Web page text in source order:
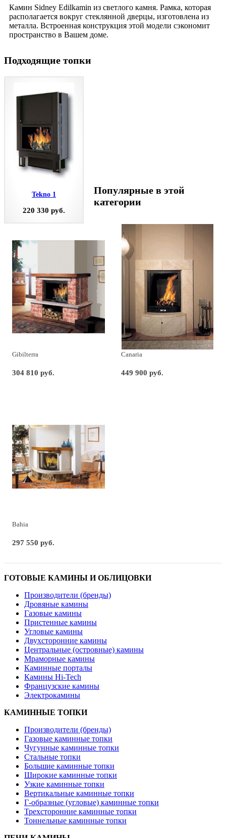
Камин Sidney Edilkamin из светлого камня. Рамка, которая
располагается вокруг стеклянной дверцы, изготовлена из
металла. Встроенная конструкция этой модели сэкономит
пространство в Вашем доме.
Подходящие топки
Tekno 1
220 330 руб.
Популярные в этой
категории
Gibilterra
304 810 руб.
Canaria
449 900 руб.
Bahia
297 550 руб.
ГОТОВЫЕ КАМИНЫ И ОБЛИЦОВКИ
Производители (бренды)
Дровяные камины
Газовые камины
Пристенные камины
Угловые камины
Двухсторонние камины
Центральные (островные) камины
Мраморные камины
Каминные порталы
Камины Hi-Tech
Французские камины
Электрокамины
КАМИННЫЕ ТОПКИ
Производители (бренды)
Газовые каминные топки
Чугунные каминные топки
Стальные топки
Большие каминные топки
Широкие каминные топки
Узкие каминные топки
Вертикальные каминные топки
Г-образные (угловые) каминные топки
Трехсторонние каминные топки
Тоннельные каминные топки